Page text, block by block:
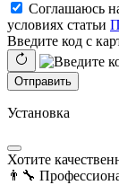
Соглашаюсь
условиях статьи
Введите код с
Отправить
Установка
Хотите
👨‍🔧